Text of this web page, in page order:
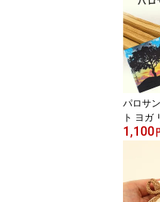
パロサ
ト ヨガ
無料【
ハーフ
日本製
香立 お
香 ミニ
1,100